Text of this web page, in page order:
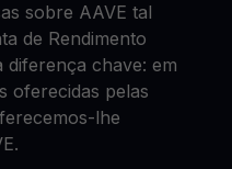
sobre AAVE tal
de Rendimento
diferença chave: em
oferecidas pelas
lhe